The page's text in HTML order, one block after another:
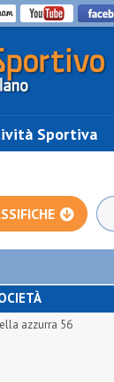
Sportiva
azzurra 56